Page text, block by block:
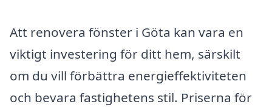
Att renovera fönster i Göta kan vara en
viktigt investering för ditt hem, särskilt
om du vill förbättra energieffektiviteten
och bevara fastighetens stil. Priserna för